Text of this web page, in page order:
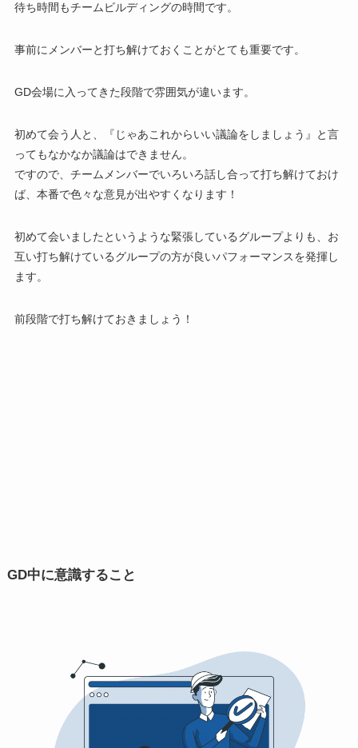
待ち時間もチームビルディングの時間です。
事前にメンバーと打ち解けておく ことがとても重要です。
GD会場に入ってきた段階で雰囲気が違います。
初めて会う人と、『じゃあこれからいい議論をしましょう』と言
ってもなかなか議論はできません。
ですので、チームメンバーでいろいろ話し合って打ち解けておけ
ば、本番で色々な意見が出やすくなります！
初めて会いましたというような緊張しているグループよりも、 お
互い打ち解けているグループの方が良いパフォーマンスを発揮し
ます。
前段階で打ち解けておきましょう！
GD中に意識すること